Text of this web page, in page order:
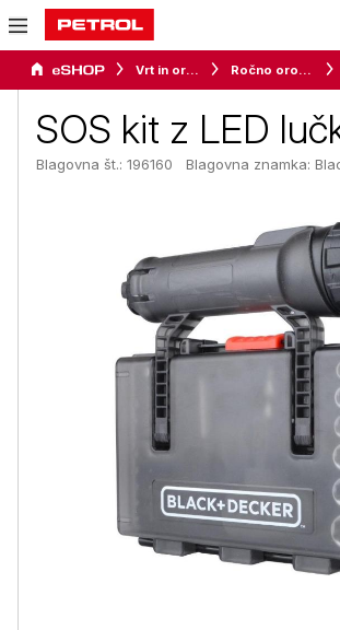
Vrt in orodje Ročno orodje za delavnico
SOS kit z LED
Blagovna št.: 196160 Blagovna znamka: